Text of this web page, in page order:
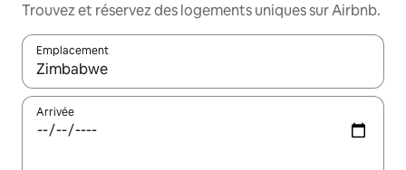
Trouvez et réservez des logements uniques sur Airbnb.
Emplacement
Quand les résultats sont affichés, parcourez-les en utilisant
Arrivée